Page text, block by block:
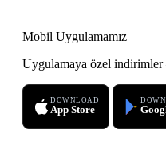
Mobil Uygulamamız
Uygulamaya özel
DOWNLOAD
App Store